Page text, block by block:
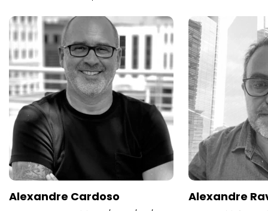
Alexandre Cardoso Alexandre